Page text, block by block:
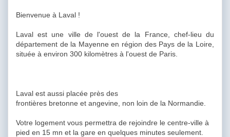
Bienvenue à Laval !
Laval est une ville de l'ouest de la France, chef-lieu du
département de la Mayenne en région des Pays de la Loire,
située à environ 300 kilomètres à l'ouest de Paris.
Laval est aussi placée près des
frontières bretonne et angevine, non loin de la Normandie.
Votre logement vous permettra de rejoindre le centre-ville à
pied en 15 mn et la gare en quelques minutes seulement.